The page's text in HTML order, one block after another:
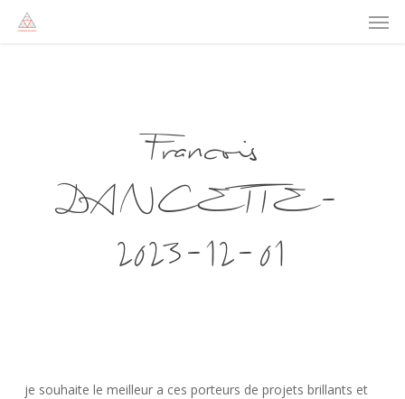
Francois
DANCETTE-
2023-12-01
je souhaite le meilleur a ces porteurs de projets brillants et